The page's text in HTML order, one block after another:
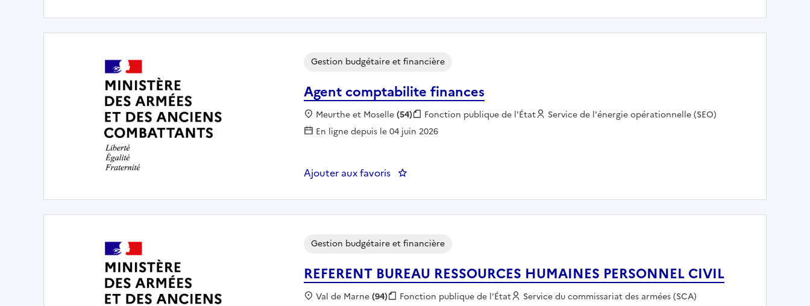
Agent comptabilite finances
Gestion budgétaire et financière
Localisation :
Meurthe et Moselle(54) Fonction publique :
Fonction publique de l'État Employeur :
Service de l'énergie opérationnelle (SEO)
En ligne depuis le 04 juin 2026
Ajouter aux favoris : Agent comptabilite finances
REFERENT BUREAU RESSOURCES HUMAINES PERSONNEL CIVIL
Gestion budgétaire et financière
Localisation :
Val de Marne(94) Fonction publique :
Fonction publique de l'État Employeur :
Service du commissariat des armées (SCA)